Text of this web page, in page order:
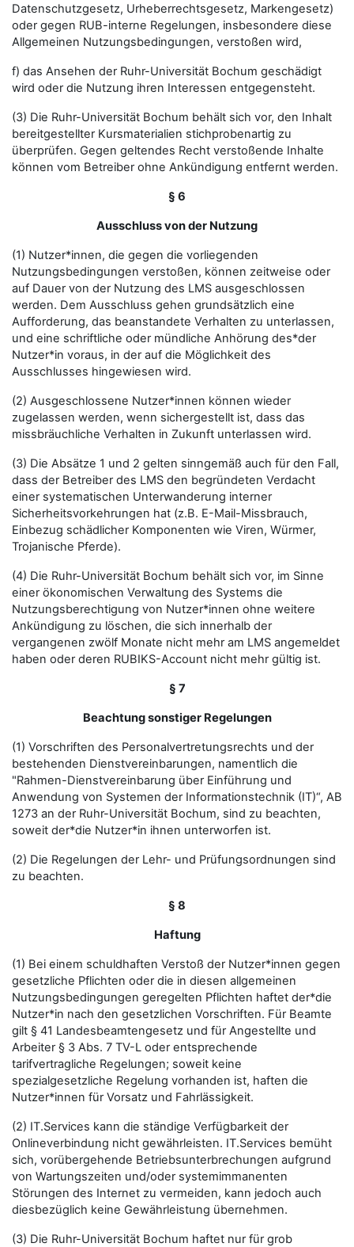
Datenschutzgesetz, Urheberrechtsgesetz, Markengesetz)
oder gegen RUB-interne Regelungen, insbesondere diese
Allgemeinen Nutzungsbedingungen, verstoßen wird,
f) das Ansehen der Ruhr-Universität Bochum geschädigt
wird oder die Nutzung ihren Interessen entgegensteht.
(3) Die Ruhr-Universität Bochum behält sich vor, den Inhalt
bereitgestellter Kursmaterialien stichprobenartig zu
überprüfen. Gegen geltendes Recht verstoßende Inhalte
können vom Betreiber ohne Ankündigung entfernt werden.
§ 6
Ausschluss von der Nutzung
(1) Nutzer*innen, die gegen die vorliegenden
Nutzungsbedingungen verstoßen, können zeitweise oder
auf Dauer von der Nutzung des LMS ausgeschlossen
werden. Dem Ausschluss gehen grundsätzlich eine
Aufforderung, das beanstandete Verhalten zu unterlassen,
und eine schriftliche oder mündliche Anhörung des*der
Nutzer*in voraus, in der auf die Möglichkeit des
Ausschlusses hingewiesen wird.
(2) Ausgeschlossene Nutzer*innen können wieder
zugelassen werden, wenn sichergestellt ist, dass das
missbräuchliche Verhalten in Zukunft unterlassen wird.
(3) Die Absätze 1 und 2 gelten sinngemäß auch für den Fall,
dass der Betreiber des LMS den begründeten Verdacht
einer systematischen Unterwanderung interner
Sicherheitsvorkehrungen hat (z.B. E-Mail-Missbrauch,
Einbezug schädlicher Komponenten wie Viren, Würmer,
Trojanische Pferde).
(4) Die Ruhr-Universität Bochum behält sich vor, im Sinne
einer ökonomischen Verwaltung des Systems die
Nutzungsberechtigung von Nutzer*innen ohne weitere
Ankündigung zu löschen, die sich innerhalb der
vergangenen zwölf Monate nicht mehr am LMS angemeldet
haben oder deren RUBIKS-Account nicht mehr gültig ist.
§ 7
Beachtung sonstiger Regelungen
(1) Vorschriften des Personalvertretungsrechts und der
bestehenden Dienstvereinbarungen, namentlich die
"Rahmen-Dienstvereinbarung über Einführung und
Anwendung von Systemen der Informationstechnik (IT)“, AB
1273 an der Ruhr-Universität Bochum, sind zu beachten,
soweit der*die Nutzer*in ihnen unterworfen ist.
(2) Die Regelungen der Lehr- und Prüfungsordnungen sind
zu beachten.
§ 8
Haftung
(1) Bei einem schuldhaften Verstoß der Nutzer*innen gegen
gesetzliche Pflichten oder die in diesen allgemeinen
Nutzungsbedingungen geregelten Pflichten haftet der*die
Nutzer*in nach den gesetzlichen Vorschriften. Für Beamte
gilt § 41 Landesbeamtengesetz und für Angestellte und
Arbeiter § 3 Abs. 7 TV-L oder entsprechende
tarifvertragliche Regelungen; soweit keine
spezialgesetzliche Regelung vorhanden ist, haften die
Nutzer*innen für Vorsatz und Fahrlässigkeit.
(2) IT.Services kann die ständige Verfügbarkeit der
Onlineverbindung nicht gewährleisten. IT.Services bemüht
sich, vorübergehende Betriebsunterbrechungen aufgrund
von Wartungszeiten und/oder systemimmanenten
Störungen des Internet zu vermeiden, kann jedoch auch
diesbezüglich keine Gewährleistung übernehmen.
(3) Die Ruhr-Universität Bochum haftet nur für grob